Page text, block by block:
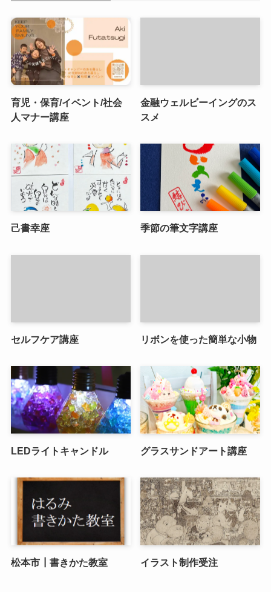
育児・保育/イベント/社会
人マナー講座
金融ウェルビーイングのス
スメ
己書幸座 季節の筆文字講座
セルフケア講座 リボンを使った簡単な小物
LEDライトキャンドル グラスサンドアート講座
松本市┃書きかた教室 イラスト制作受注